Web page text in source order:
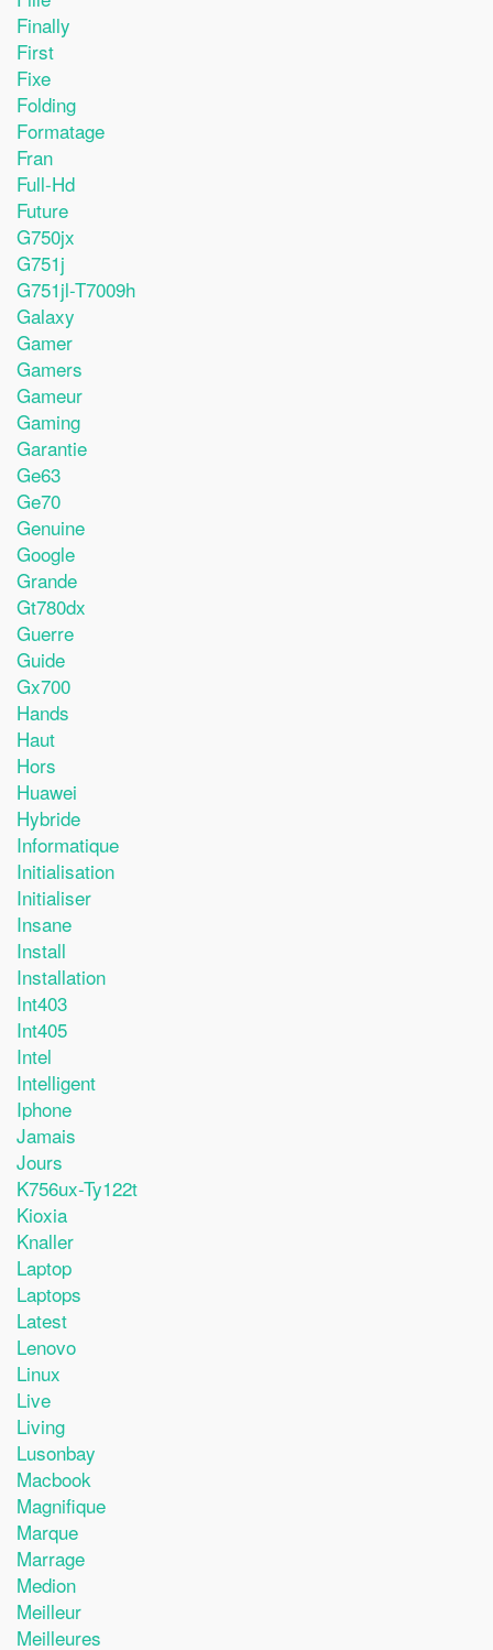
Finally
First
Fixe
Folding
Formatage
Fran
Full-Hd
Future
G750jx
G751j
G751jl-T7009h
Galaxy
Gamer
Gamers
Gameur
Gaming
Garantie
Ge63
Ge70
Genuine
Google
Grande
Gt780dx
Guerre
Guide
Gx700
Hands
Haut
Hors
Huawei
Hybride
Informatique
Initialisation
Initialiser
Insane
Install
Installation
Int403
Int405
Intel
Intelligent
Iphone
Jamais
Jours
K756ux-Ty122t
Kioxia
Knaller
Laptop
Laptops
Latest
Lenovo
Linux
Live
Living
Lusonbay
Macbook
Magnifique
Marque
Marrage
Medion
Meilleur
Meilleures